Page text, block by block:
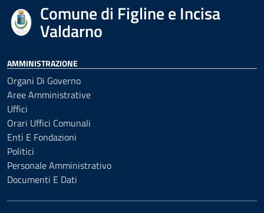
Comune di Figline e Incisa
Valdarno
AMMINISTRAZIONE
Organi Di Governo
Aree Amministrative
Uffici
Orari Uffici Comunali
Enti E Fondazioni
Politici
Personale Amministrativo
Documenti E Dati